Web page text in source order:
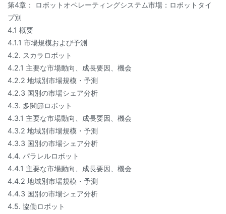
第4章： ロボットオペレーティングシステム市場：ロボットタイ
プ別
4.1 概要
4.1.1 市場規模および予測
4.2. スカラロボット
4.2.1 主要な市場動向、成長要因、機会
4.2.2 地域別市場規模・予測
4.2.3 国別の市場シェア分析
4.3. 多関節ロボット
4.3.1 主要な市場動向、成長要因、機会
4.3.2 地域別市場規模・予測
4.3.3 国別の市場シェア分析
4.4. パラレルロボット
4.4.1 主要な市場動向、成長要因、機会
4.4.2 地域別市場規模・予測
4.4.3 国別の市場シェア分析
4.5. 協働ロボット